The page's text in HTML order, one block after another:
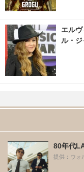
エル
ル・
80年代
提供：ウォ